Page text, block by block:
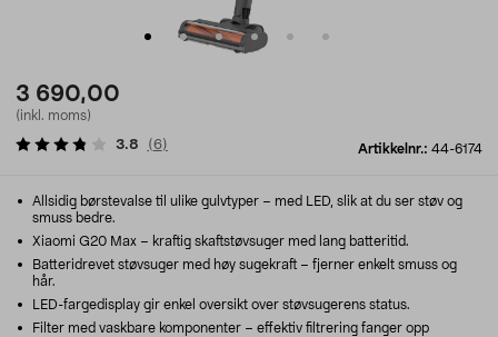
3 690,00
(inkl. moms)
Artikkelnr.: 44-6174
3.8 (6)
Allsidig børstevalse til ulike gulvtyper – med LED, slik at du ser støv og
smuss bedre.
Xiaomi G20 Max – kraftig skaftstøvsuger med lang batteritid.
Batteridrevet støvsuger med høy sugekraft – fjerner enkelt smuss og
hår.
LED-fargedisplay gir enkel oversikt over støvsugerens status.
Filter med vaskbare komponenter – effektiv filtrering fanger opp